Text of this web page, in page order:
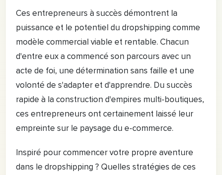
Ces entrepreneurs à succès démontrent la
puissance et le potentiel du dropshipping comme
modèle commercial viable et rentable. Chacun
d'entre eux a commencé son parcours avec un
acte de foi, une détermination sans faille et une
volonté de s'adapter et d'apprendre. Du succès
rapide à la construction d'empires multi-boutiques,
ces entrepreneurs ont certainement laissé leur
empreinte sur le paysage du e-commerce.
Inspiré pour commencer votre propre aventure
dans le dropshipping ? Quelles stratégies de ces